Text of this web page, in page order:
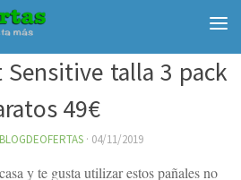
Sensitive talla 3 pack
49€
· 04/11/2019
y te gusta utilizar estos pañales no